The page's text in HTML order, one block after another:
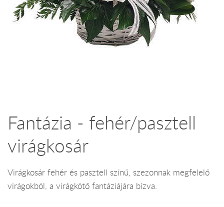
Fantázia - fehér/pasztell
virágkosár
Virágkosár fehér és pasztell színű, szezonnak megfelelő
virágokból, a virágkötő fantáziájára bízva.